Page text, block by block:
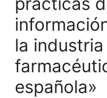
la industria
española»